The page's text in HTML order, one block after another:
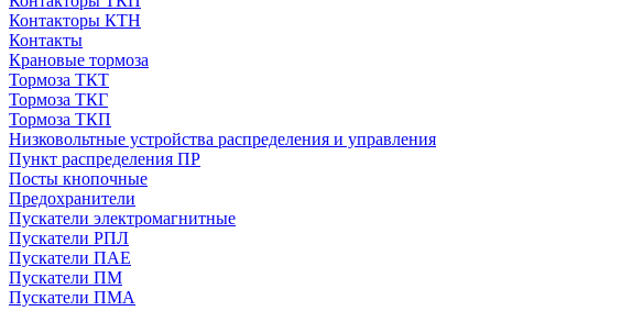
Контакторы КТН
Контакты
Крановые тормоза
Тормоза ТКТ
Тормоза ТКГ
Тормоза ТКП
Низковольтные устройства распределения и управления
Пункт распределения ПР
Посты кнопочные
Предохранители
Пускатели электромагнитные
Пускатели РПЛ
Пускатели ПАЕ
Пускатели ПМ
Пускатели ПМА